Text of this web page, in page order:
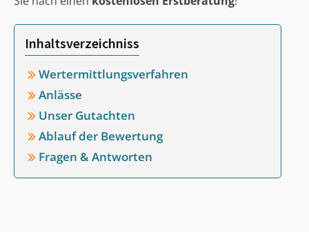
Inhaltsverzeichniss
Wertermittlungsverfahren
Anlässe
Unser Gutachten
Ablauf der Bewertung
Fragen & Antworten